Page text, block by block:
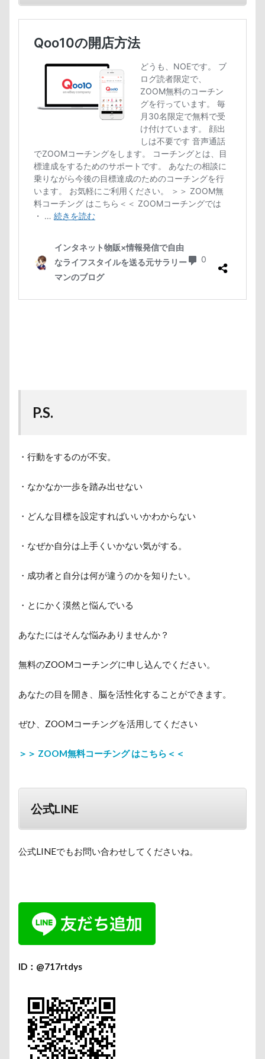
P.S.
・行動をするのが不安。
・なかなか一歩を踏み出せない
・どんな目標を設定すればいいかわからない
・なぜか自分は上手くいかない気がする。
・成功者と自分は何が違うのかを知りたい。
・とにかく漠然と悩んでいる
あなたにはそんな悩みありませんか？
無料のZOOMコーチングに申し込んでください。
あなたの目を開き、脳を活性化することができます。
ぜひ、ZOOMコーチングを活用してください
＞＞ ZOOM無料コーチング はこちら＜＜
公式LINE
公式LINEでもお問い合わせしてくださいね。
ID：@717rtdys